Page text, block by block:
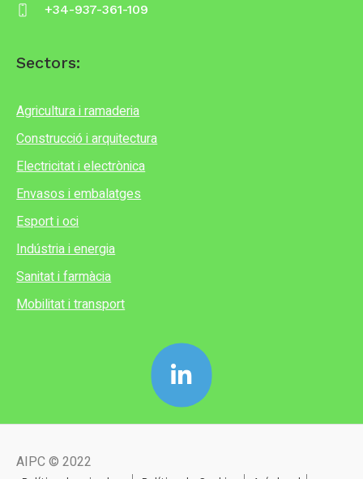
+34-937-361-109
Sectors:
Agricultura i ramaderia
Construcció i arquitectura
Electricitat i electrònica
Envasos i embalatges
Esport i oci
Indústria i energia
Sanitat i farmàcia
Mobilitat i transport
AIPC © 2022